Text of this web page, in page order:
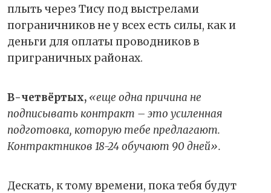
плыть через Тису под выстрелами
пограничников не у всех есть силы, как и
деньги для оплаты проводников в
приграничных районах.
В-четвёртых, «еще одна причина не
подписывать контракт – это усиленная
подготовка, которую тебе предлагают.
Контрактников 18-24 обучают 90 дней».
Дескать, к тому времени, пока тебя будут